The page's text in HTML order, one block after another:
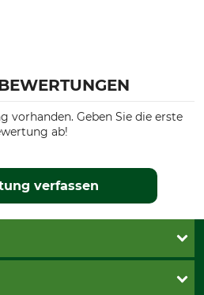
vorhanden. Geben Sie die erste
ab!
verfassen